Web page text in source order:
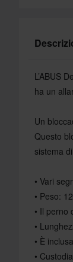
L’ABUS
ha un
Un
Questo
sistema
• Vari
• Peso:
• Il perno
•
• È
•